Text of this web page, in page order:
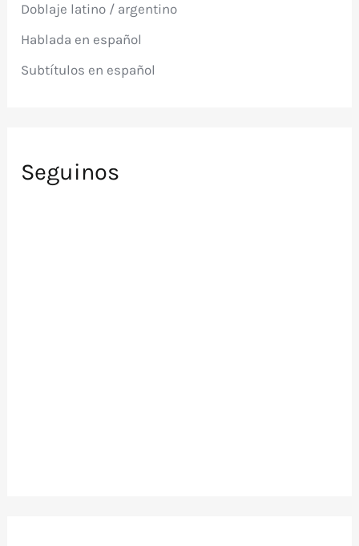
o
:
Doblaje latino / argentino
Hablada en español
Subtítulos en español
Seguinos